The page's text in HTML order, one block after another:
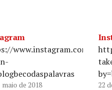
?
www.instagram.com/p/
maio de 2018 22